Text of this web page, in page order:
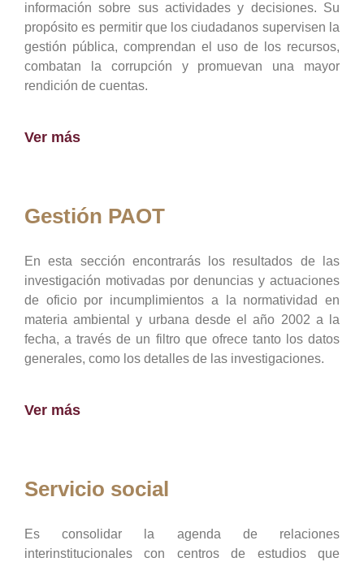
información sobre sus actividades y decisiones. Su
propósito es permitir que los ciudadanos supervisen la
gestión pública, comprendan el uso de los recursos,
combatan la corrupción y promuevan una mayor
rendición de cuentas.
Ver más
Gestión PAOT
En esta sección encontrarás los resultados de las
investigación motivadas por denuncias y actuaciones
de oficio por incumplimientos a la normatividad en
materia ambiental y urbana desde el año 2002 a la
fecha, a través de un filtro que ofrece tanto los datos
generales, como los detalles de las investigaciones.
Ver más
Servicio social
Es consolidar la agenda de relaciones
interinstitucionales con centros de estudios que